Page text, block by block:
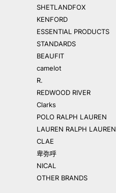
SHETLANDFOX
KENFORD
ESSENTIAL PRODUCTS
STANDARDS
BEAUFIT
camelot
R.
REDWOOD RIVER
Clarks
POLO RALPH LAUREN
LAUREN RALPH LAUREN
CLAE
卑弥呼
NICAL
OTHER BRANDS